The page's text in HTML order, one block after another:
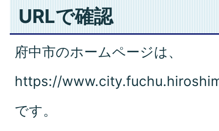
URLで確認
府中市のホームページは、
https://
です。